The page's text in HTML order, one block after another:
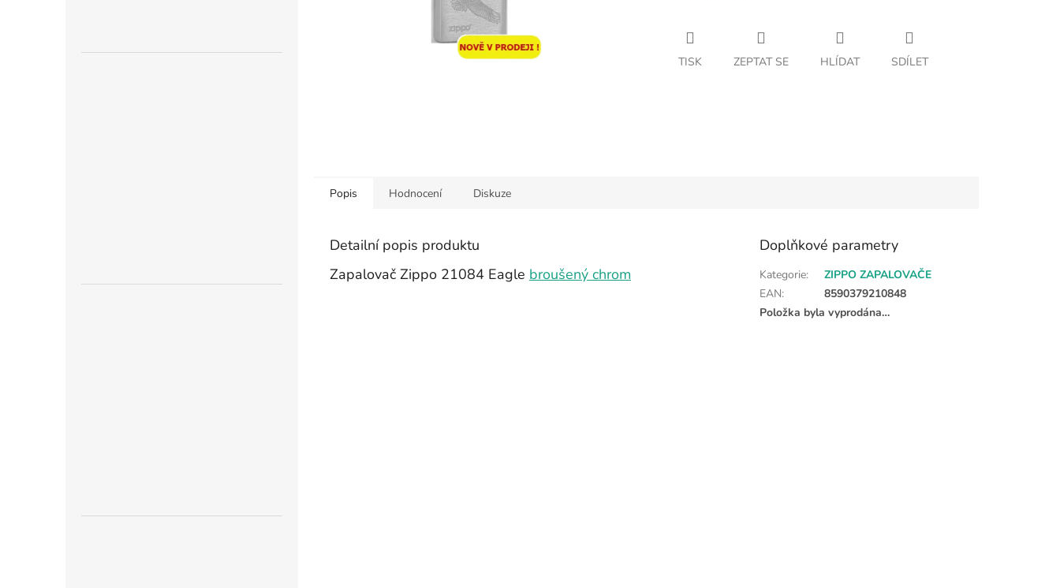
TISK ZEPTAT SE HLÍDAT SDÍLET
Popis Hodnocení Diskuze
Detailní popis produktu
Zapalovač Zippo 21084 Eagle broušený chrom
Doplňkové parametry
Kategorie:
ZIPPO ZAPALOVAČE
EAN:
8590379210848
Položka byla vyprodána…